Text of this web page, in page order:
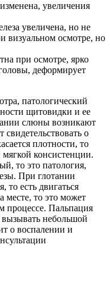
увеличения
увеличена, но не
визуальном осмотре, но
при осмотре, ярко
деформирует
патологический
щитовидки и ее
слюны возникают
о
плотности, то
консистенции.
то это патология,
При глотании
есть двигаться
месте, то это может
процессе. Пальпация
небольшой
о воспалении и